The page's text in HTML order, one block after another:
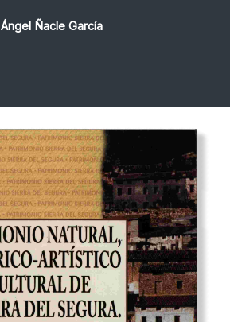
Ángel Ñacle García